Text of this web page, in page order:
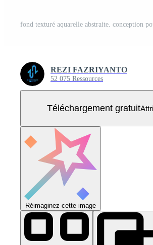
REZI FAZRIYANTO
52 075 Ressources
Téléchargement gratuit
Réimaginez cette image